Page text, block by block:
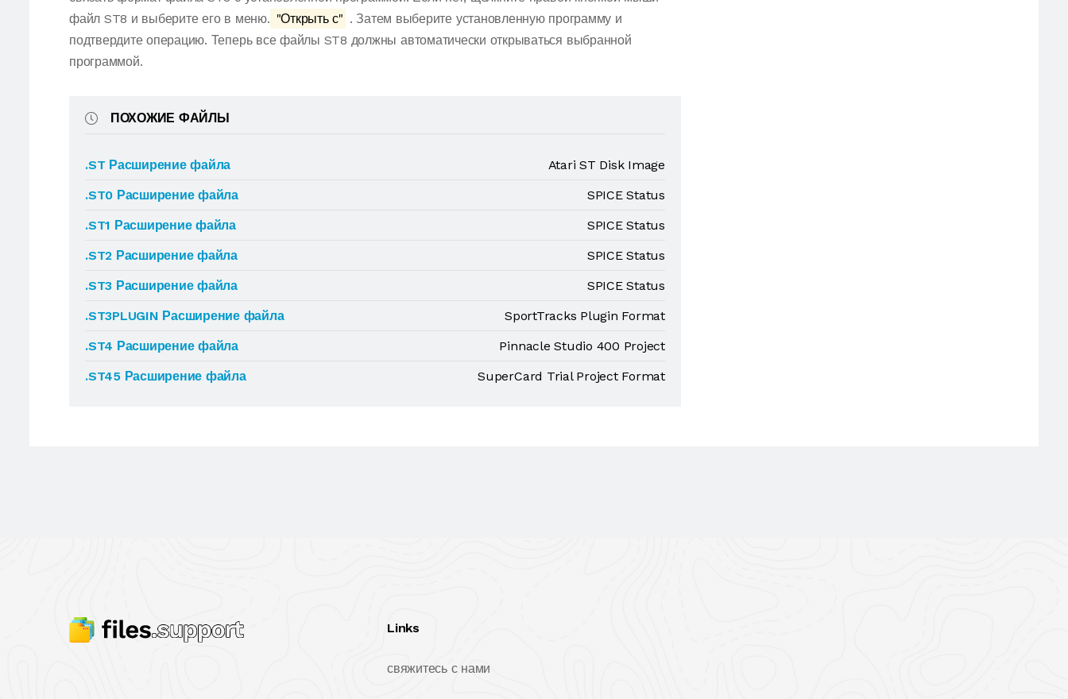
файл ST8 и выберите его в меню. "Открыть с" . Затем выберите установленную программу и
подтвердите операцию. Теперь все файлы ST8 должны автоматически открываться выбранной
программой.
ПОХОЖИЕ ФАЙЛЫ
.ST Расширение файла
Atari ST Disk Image
.ST0 Расширение файла
SPICE Status
.ST1 Расширение файла
SPICE Status
.ST2 Расширение файла
SPICE Status
.ST3 Расширение файла
SPICE Status
.ST3PLUGIN Расширение файла
SportTracks Plugin Format
.ST4 Расширение файла
Pinnacle Studio 400 Project
.ST45 Расширение файла
SuperCard Trial Project Format
Links
свяжитесь с нами